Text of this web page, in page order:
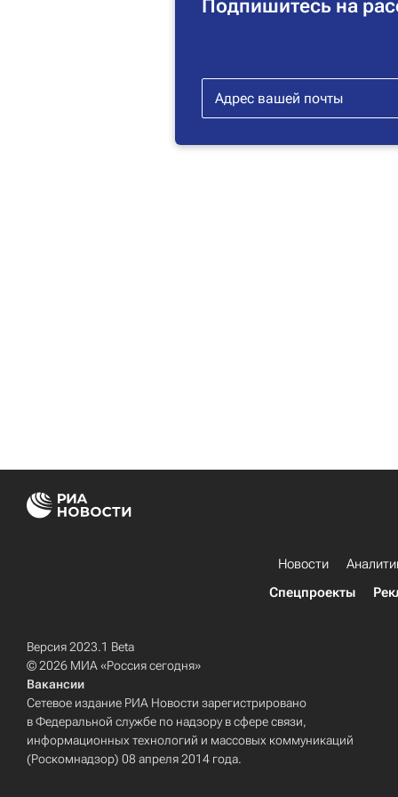
Подпишитесь на
Новости
Спецпроекты
Версия 2023.1 Beta
© 2026 МИА «Россия сегодня»
Вакансии
Сетевое издание РИА Новости зарегистрировано
в Федеральной службе по надзору в сфере связи,
информационных технологий и массовых коммуникаций
(Роскомнадзор) 08 апреля 2014 года.